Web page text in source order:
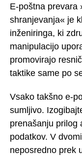
E-poštna prevara
shranjevanja« je
inženiringa, ki
manipulacijo
promovirajo
taktike same po
Vsako takšno e-
sumljivo.
prenašanju prilog
podatkov. V
neposredno prek